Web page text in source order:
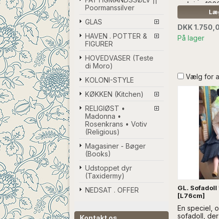
Poormanssilver
GLAS
HAVEN . POTTER &
FIGURER
HOVEDVASER (Teste
di Moro)
KOLONI-STYLE
KØKKEN (Kitchen)
RELIGIØST •
Madonna •
Rosenkrans • Votiv
(Religious)
Magasiner - Bøger
(Books)
Udstoppet dyr
(Taxidermy)
NEDSAT . OFFER
omkring
sat på
SÆLGES
DKK
På lager
Vælg for
GL.
[L76cm]
En speciel,
sofadoll,